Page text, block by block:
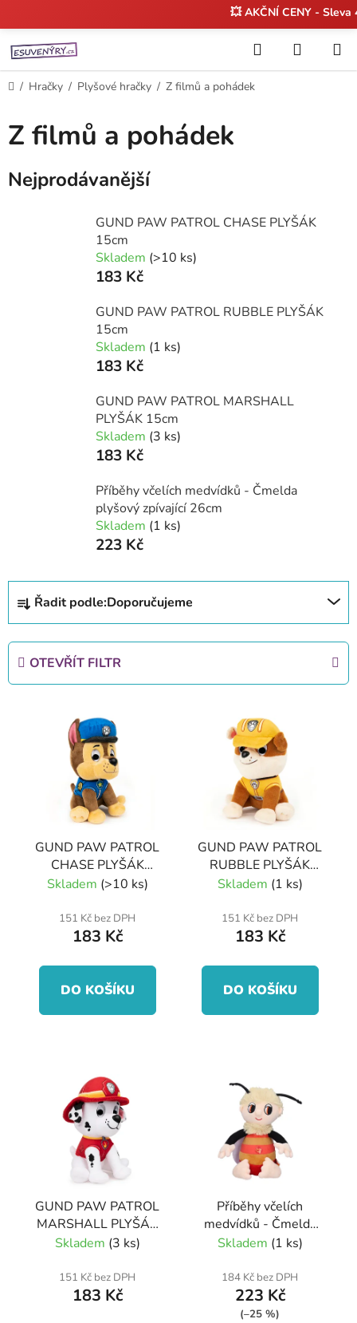
na
obsah
💥 AKČNÍ CENY - Sleva
Hledat
KOŠÍK
Domů
/ Hračky / Plyšové hračky / Z filmů a pohádek
Z filmů a pohádek
Nejprodávanější
GUND PAW PATROL CHASE PLYŠÁK
15cm
Skladem (>10 ks)
183 Kč
GUND PAW PATROL RUBBLE PLYŠÁK
15cm
Skladem (1 ks)
183 Kč
GUND PAW PATROL MARSHALL
PLYŠÁK 15cm
Skladem (3 ks)
183 Kč
Příběhy včelích medvídků - Čmelda
plyšový zpívající 26cm
Skladem (1 ks)
223 Kč
Ř
z
e
Řadit podle:Doporučujeme
OTEVŘÍT FILTR
GUND PAW PATROL
CHASE PLYŠÁK
15cm
Skladem (>10 ks)
151 Kč bez DPH
183 Kč
DO KOŠÍKU
GUND PAW PATROL
RUBBLE PLYŠÁK
15cm
Skladem (1 ks)
151 Kč bez DPH
183 Kč
DO KOŠÍKU
GUND PAW PATROL
MARSHALL PLYŠÁK
15cm
Skladem (3 ks)
151 Kč bez DPH
183 Kč
Příběhy včelích
medvídků - Čmelda
plyšový zpívající 26cm
Skladem (1 ks)
184 Kč bez DPH
223 Kč
(–25 %)